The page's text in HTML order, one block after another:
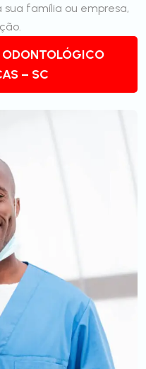
família ou empresa,
– SC